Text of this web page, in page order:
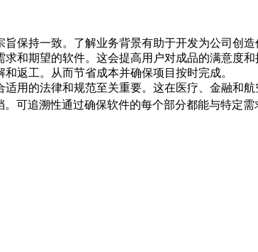
保持一致。了解业务背景有助于开发为公司创造
和期望的软件。这会提高用户对成品的满意度和
返工。从而节省成本并确保项目按时完成。
用的法律和规范至关重要。这在医疗、金融和航
可追溯性通过确保软件的每个部分都能与特定需